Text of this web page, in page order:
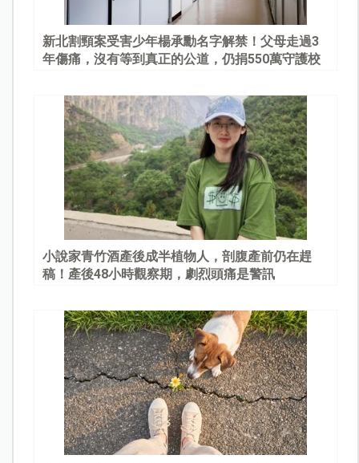
新北割頸案受害少年楊承勳名字解禁！父母走過3
年傷痛，沒有等到真正的公道，仍捐550萬守護校
小說家青竹酒產後成半植物人，剖腹產前仍在趕
稿！產後48小時觀察期，劇烈頭痛是警訊